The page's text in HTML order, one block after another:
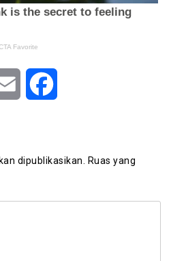
Email
dipublikasikan. Ruas yang